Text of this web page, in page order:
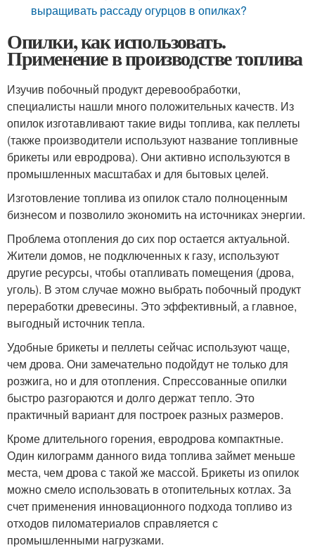
выращивать рассаду огурцов в опилках?
Опилки, как использовать.
Применение в производстве топлива
Изучив побочный продукт деревообработки,
специалисты нашли много положительных качеств. Из
опилок изготавливают такие виды топлива, как пеллеты
(также производители используют название топливные
брикеты или евродрова). Они активно используются в
промышленных масштабах и для бытовых целей.
Изготовление топлива из опилок стало полноценным
бизнесом и позволило экономить на источниках энергии.
Проблема отопления до сих пор остается актуальной.
Жители домов, не подключенных к газу, используют
другие ресурсы, чтобы отапливать помещения (дрова,
уголь). В этом случае можно выбрать побочный продукт
переработки древесины. Это эффективный, а главное,
выгодный источник тепла.
Удобные брикеты и пеллеты сейчас используют чаще,
чем дрова. Они замечательно подойдут не только для
розжига, но и для отопления. Спрессованные опилки
быстро разгораются и долго держат тепло. Это
практичный вариант для построек разных размеров.
Кроме длительного горения, евродрова компактные.
Один килограмм данного вида топлива займет меньше
места, чем дрова с такой же массой. Брикеты из опилок
можно смело использовать в отопительных котлах. За
счет применения инновационного подхода топливо из
отходов пиломатериалов справляется с
промышленными нагрузками.